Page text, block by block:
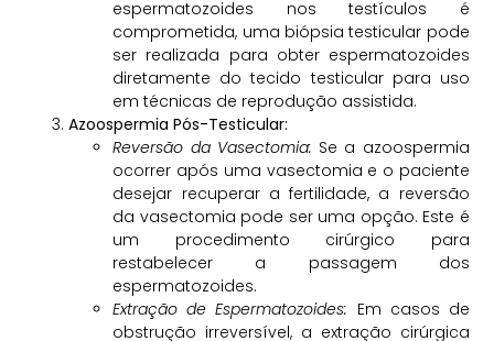
espermatozoides nos testículos é
comprometida, uma biópsia testicular pode
ser realizada para obter espermatozoides
diretamente do tecido testicular para uso
em técnicas de reprodução assistida.
Azoospermia Pós-Testicular:
Reversão da Vasectomia: Se a azoospermia
ocorrer após uma vasectomia e o paciente
desejar recuperar a fertilidade, a reversão
da vasectomia pode ser uma opção. Este é
um procedimento cirúrgico para
restabelecer a passagem dos
espermatozoides.
Extração de Espermatozoides: Em casos de
obstrução irreversível, a extração cirúrgica